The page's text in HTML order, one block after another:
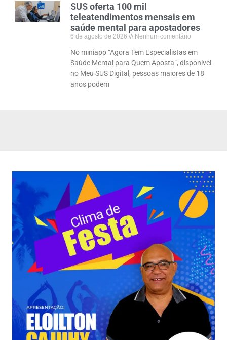
SUS oferta 100 mil
teleatendimentos mensais em
saúde mental para apostadores
6 de agosto de 2026 Nenhum comentário
No miniapp “Agora Tem Especialistas em
Saúde Mental para Quem Aposta”, disponível
no Meu SUS Digital, pessoas maiores de 18
anos podem